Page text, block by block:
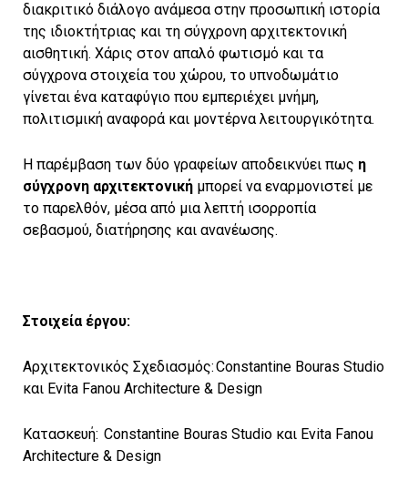
διακριτικό διάλογο ανάμεσα στην προσωπική ιστορία
της ιδιοκτήτριας και τη σύγχρονη αρχιτεκτονική
αισθητική. Χάρις στον απαλό φωτισμό και τα
σύγχρονα στοιχεία του χώρου, το υπνοδωμάτιο
γίνεται ένα καταφύγιο που εμπεριέχει μνήμη,
πολιτισμική αναφορά και μοντέρνα λειτουργικότητα.
Η παρέμβαση των δύο γραφείων αποδεικνύει πως η
σύγχρονη αρχιτεκτονική μπορεί να εναρμονιστεί με
το παρελθόν, μέσα από μια λεπτή ισορροπία
σεβασμού, διατήρησης και ανανέωσης.
Στοιχεία έργου:
Αρχιτεκτονικός Σχεδιασμός: Constantine Bouras Studio
και Evita Fanou Architecture & Design
Κατασκευή: Constantine Bouras Studio και Evita Fanou
Architecture & Design